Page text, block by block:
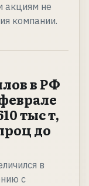
акциям не
компании.
в РФ
тыс т,
до
в
с